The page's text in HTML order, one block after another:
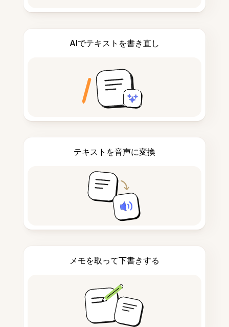
AIでテキストを書き直し
テキストを音声に変換
メモを取って下書きする